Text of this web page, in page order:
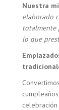
Nuestra
elaborado
totalmente
lo que